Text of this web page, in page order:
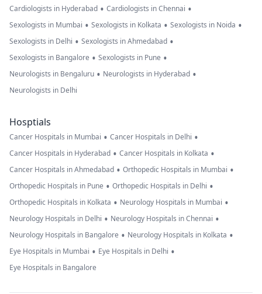
Cardiologists in Hyderabad • Cardiologists in Chennai •
Sexologists in Mumbai • Sexologists in Kolkata • Sexologists in Noida •
Sexologists in Delhi • Sexologists in Ahmedabad •
Sexologists in Bangalore • Sexologists in Pune •
Neurologists in Bengaluru • Neurologists in Hyderabad •
Neurologists in Delhi
Hosptials
Cancer Hospitals in Mumbai • Cancer Hospitals in Delhi •
Cancer Hospitals in Hyderabad • Cancer Hospitals in Kolkata •
Cancer Hospitals in Ahmedabad • Orthopedic Hospitals in Mumbai •
Orthopedic Hospitals in Pune • Orthopedic Hospitals in Delhi •
Orthopedic Hospitals in Kolkata • Neurology Hospitals in Mumbai •
Neurology Hospitals in Delhi • Neurology Hospitals in Chennai •
Neurology Hospitals in Bangalore • Neurology Hospitals in Kolkata •
Eye Hospitals in Mumbai • Eye Hospitals in Delhi •
Eye Hospitals in Bangalore